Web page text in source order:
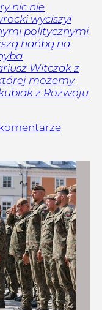
nic nie
wyciszył
politycznymi
hańbą na
Witczak z
możemy
z Rozwoju